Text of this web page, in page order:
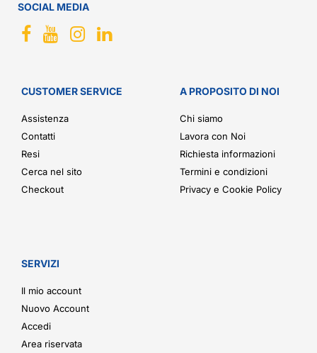
SOCIAL MEDIA
CUSTOMER SERVICE
Assistenza
Contatti
Resi
Cerca nel sito
Checkout
A PROPOSITO DI NOI
Chi siamo
Lavora con Noi
Richiesta informazioni
Termini e condizioni
Privacy e Cookie Policy
SERVIZI
Il mio account
Nuovo Account
Accedi
Area riservata